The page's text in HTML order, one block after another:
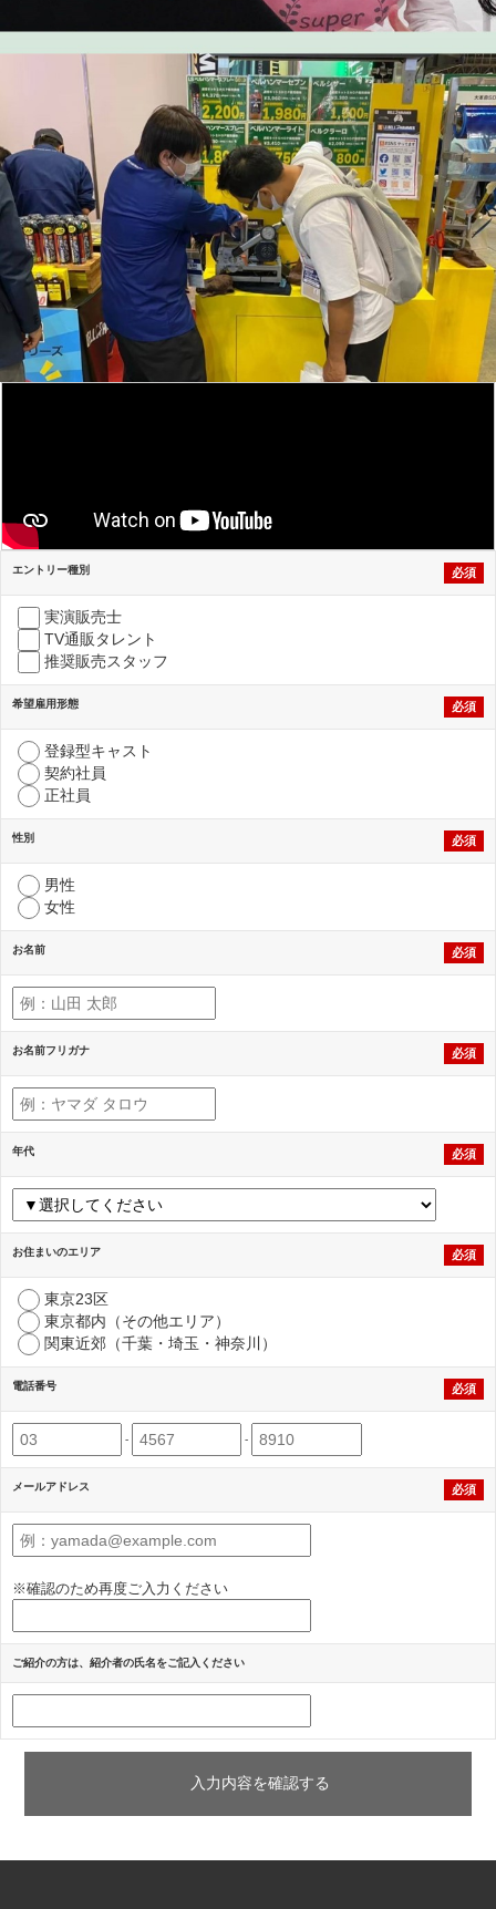
エントリー種別 必須
実演販売士
TV通販タレント
推奨販売スタッフ
希望雇用形態 必須
登録型キャスト
契約社員
正社員
性別 必須
男性
女性
お名前 必須
お名前フリガナ 必須
年代 必須
お住まいのエリア 必須
東京23区
東京都内（その他エリア）
関東近郊（千葉・埼玉・神奈川）
電話番号 必須
- -
メールアドレス 必須
※確認のため再度ご入力ください
ご紹介の方は、紹介者の氏名をご記入ください